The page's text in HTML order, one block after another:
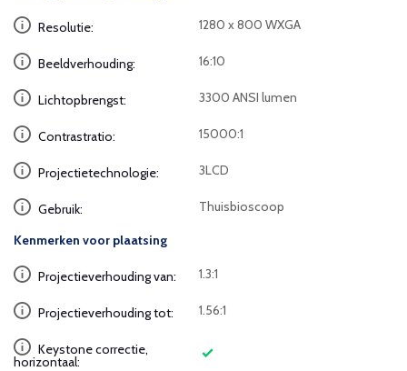
Resolutie: 1280 x 800 WXGA
Beeldverhouding: 16:10
Lichtopbrengst: 3300 ANSI lumen
Contrastratio: 15000:1
Projectietechnologie: 3LCD
Gebruik: Thuisbioscoop
Kenmerken voor plaatsing
Projectieverhouding van: 1.3:1
Projectieverhouding tot: 1.56:1
Keystone correctie,
horizontaal: